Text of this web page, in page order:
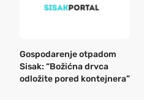
Gospodarenje otpadom
Sisak: “Božićna drvca
odložite pored kontejnera”